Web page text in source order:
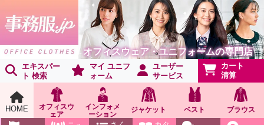
オフィスウェア・ユニフォームの専門店
エキスパー
ト 検索
マイ ユニフ
ォーム
ユーザー
サービス
カート
清算
HOME
オフィスウ
ェア
インフォメ
ーション
ショールー
ジャケット ベスト ブラウス